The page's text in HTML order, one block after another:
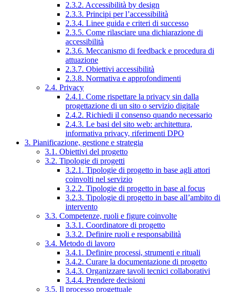
2.3.2. Accessibilità by design
2.3.3. Principi per l’accessibilità
2.3.4. Linee guida e criteri di successo
2.3.5. Come rilasciare una dichiarazione di
accessibilità
2.3.6. Meccanismo di feedback e procedura di
attuazione
2.3.7. Obiettivi accessibilità
2.3.8. Normativa e approfondimenti
2.4. Privacy
2.4.1. Come rispettare la privacy sin dalla
progettazione di un sito o servizio digitale
2.4.2. Richiedi il consenso quando necessario
2.4.3. Le basi del sito web: architettura,
informativa privacy, riferimenti DPO
3. Pianificazione, gestione e strategia
3.1. Obiettivi del progetto
3.2. Tipologie di progetti
3.2.1. Tipologie di progetto in base agli attori
coinvolti nel servizio
3.2.2. Tipologie di progetto in base al focus
3.2.3. Tipologie di progetto in base all’ambito di
intervento
3.3. Competenze, ruoli e figure coinvolte
3.3.1. Coordinatore di progetto
3.3.2. Definire ruoli e responsabilità
3.4. Metodo di lavoro
3.4.1. Definire processi, strumenti e rituali
3.4.2. Curare la documentazione di progetto
3.4.3. Organizzare tavoli tecnici collaborativi
3.4.4. Prendere decisioni
3.5. Il processo progettuale